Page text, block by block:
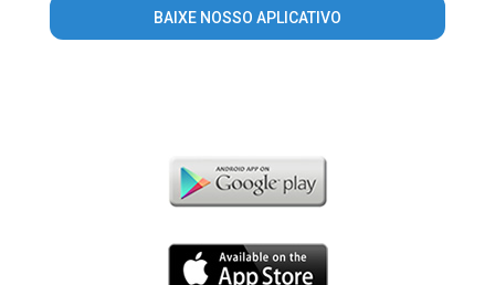
BAIXE NOSSO APLICATIVO